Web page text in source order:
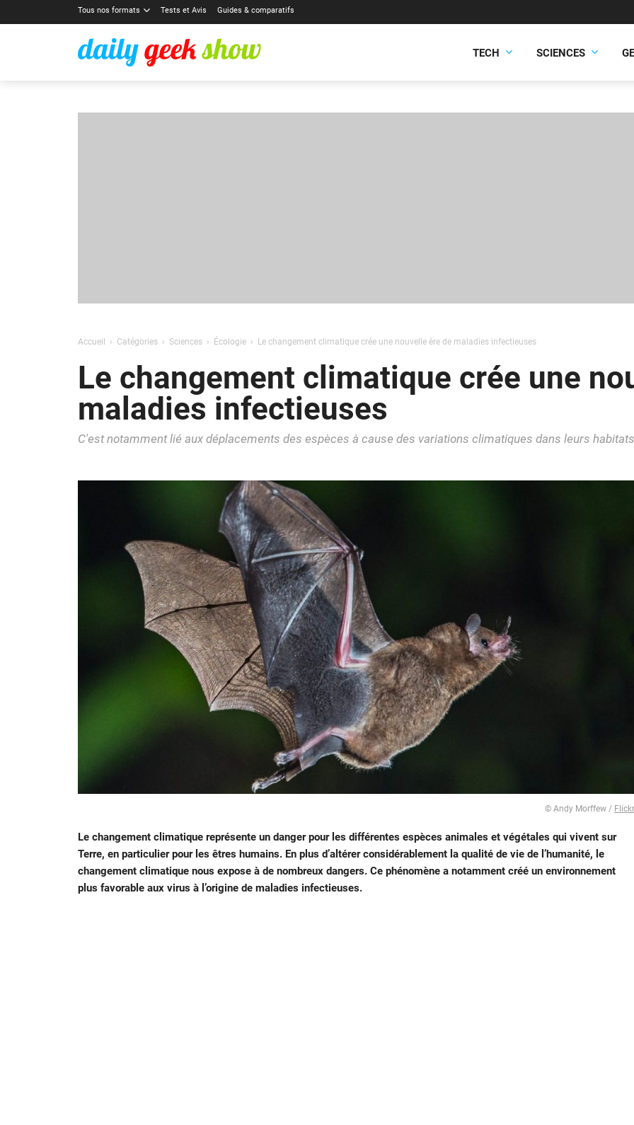
Tous nos formats Tests et Avis Guides & comparatifs
TECH SCIENCES
Accueil Catégories Sciences Écologie Le changement climatique crée une nouvelle ère de maladies infectieuses
Le changement climatique crée une
maladies infectieuses
C'est notamment lié aux déplacements des espèces à cause des variations climatiques dans leurs
© Andy Morffew / Flickr
Le changement climatique représente un danger pour les différentes espèces animales et végétales qui vivent sur
Terre, en particulier pour les êtres humains. En plus d’altérer considérablement la qualité de vie de l’humanité, le
changement climatique nous expose à de nombreux dangers. Ce phénomène a notamment créé un environnement
plus favorable aux virus à l’origine de maladies infectieuses.